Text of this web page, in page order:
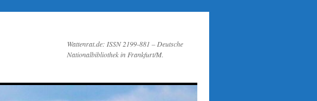
Wattenrat.de: ISSN 2199-881 – Deutsche
Nationalbibliothek in Frankfurt/M.